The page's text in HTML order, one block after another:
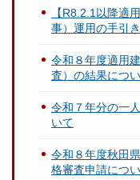
【R8.2.1以降適
事）運用の手引
令和８年度適用
査）の結果につ
令和７年分の一
いて
令和８年度秋田
格審査申請につ